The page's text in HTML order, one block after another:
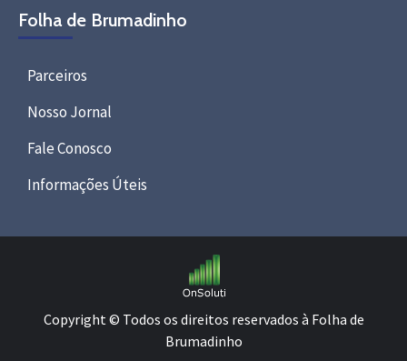
Folha de Brumadinho
Parceiros
Nosso Jornal
Fale Conosco
Informações Úteis
Copyright © Todos os direitos reservados à Folha de
Brumadinho